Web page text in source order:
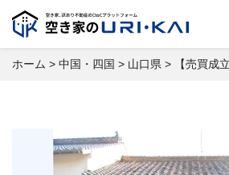
ホーム > 中国・四国 > 山口県 > 【売買成立